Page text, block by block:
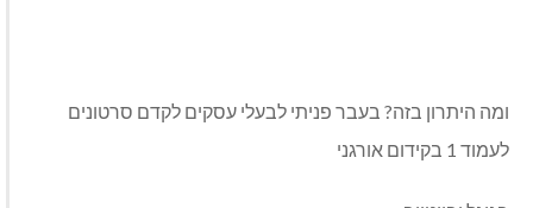
ומה היתרון בזה? בעבר פניתי לבעלי עסקים לקדם סרטונים
לעמוד 1 בקידום אורגני